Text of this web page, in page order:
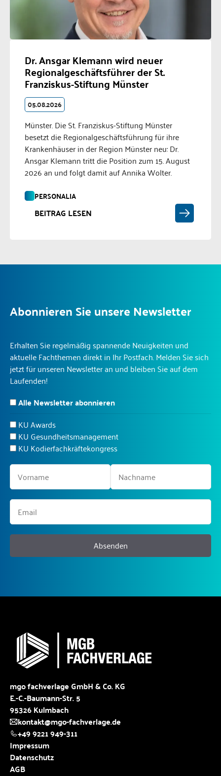
Dr. Ansgar Klemann wird neuer
Regionalgeschäftsführer der St.
Franziskus-Stiftung Münster
05.08.2026
Münster. Die St. Franziskus-Stiftung Münster
besetzt die Regionalgeschäftsführung für ihre
Krankenhäuser in der Region Münster neu: Dr.
Ansgar Klemann tritt die Position zum 15. August
2026 an und folgt damit auf Annika Wolter.
PERSONALIA
BEITRAG LESEN
Abonnieren Sie unsere Newsletter
Erhalten Sie regelmäßig spannende Neuigkeiten und
aktuelle Fachthemen direkt in Ihr Postfach. Melden Sie sich
jetzt für unseren Newsletter an und bleiben Sie auf dem
Laufenden!
Alle Newsletter abonnieren
KU Awards
KU Gesundheitsmanagement
KU Kodierfachkräftekongress
Absenden
mgo fachverlage GmbH & Co. KG
E.-C.-Baumann-Str. 5
95326 Kulmbach
kontakt@mgo-fachverlage.de
+49 9221 949-311
Impressum
Datenschutz
AGB